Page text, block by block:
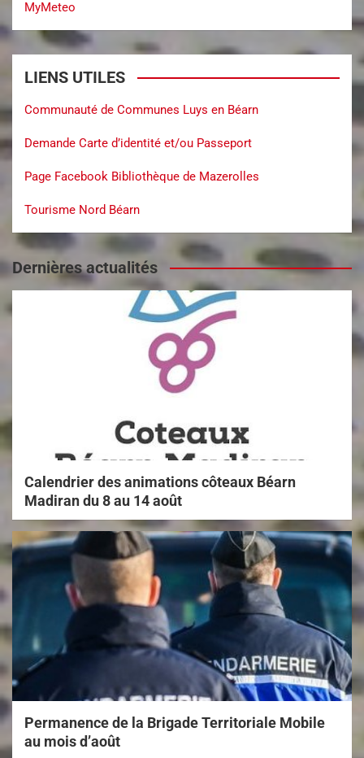
MyMeteo
LIENS UTILES
Communauté de Communes Luys en Béarn
Demande Carte d’identité et/ou Passeport
Page Facebook Bibliothèque de Mazerolles
Tourisme Nord Béarn
Dernières actualités
Calendrier des animations côteaux Béarn
Madiran du 8 au 14 août
Permanence de la Brigade Territoriale Mobile
au mois d’août